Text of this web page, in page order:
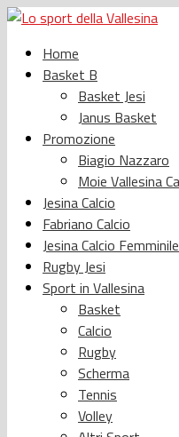
Home
Basket B
Basket Jesi
Janus Basket
Promozione
Biagio Nazzaro
Moie Vallesina
Jesina Calcio
Fabriano Calcio
Jesina Calcio Femminile
Rugby Jesi
Sport in Vallesina
Basket
Calcio
Rugby
Scherma
Tennis
Volley